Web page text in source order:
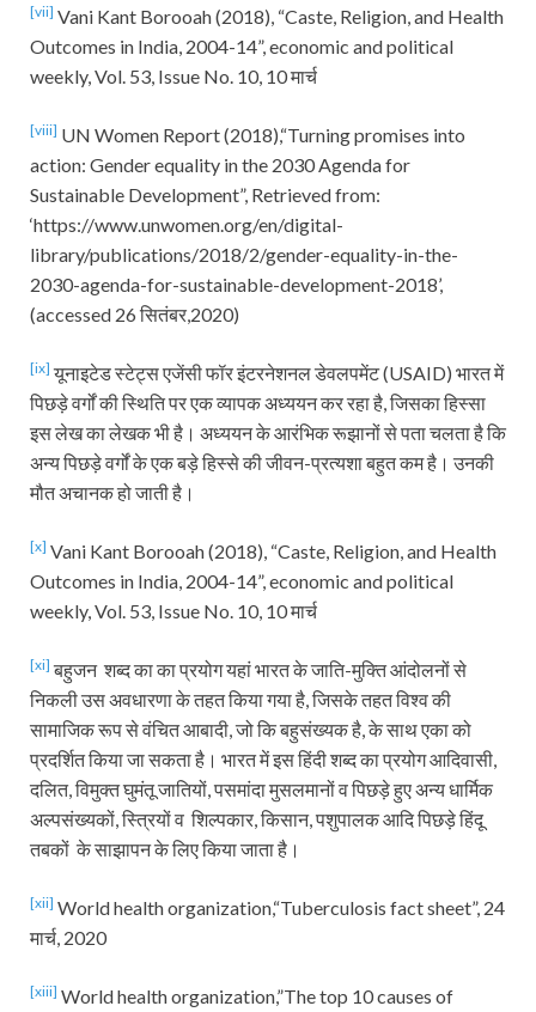
[vii] Vani Kant Borooah (2018), “Caste, Religion, and Health
Outcomes in India, 2004-14”, economic and political
weekly, Vol. 53, Issue No. 10, 10 मार्च
[viii] UN Women Report (2018),“Turning promises into
action: Gender equality in the 2030 Agenda for
Sustainable Development”, Retrieved from:
‘https://www.unwomen.org/en/digital-
library/publications/2018/2/gender-equality-in-the-
2030-agenda-for-sustainable-development-2018’,
(accessed 26 सितंबर,2020)
[ix] यूनाइटेड स्टेट्स एजेंसी फॉर इंटरनेशनल डेवलपमेंट (USAID) भारत में
पिछड़े वर्गों की स्थिति पर एक व्यापक अध्ययन कर रहा है, जिसका हिस्सा
इस लेख का लेखक भी है। अध्ययन के आरंभिक रूझानों से पता चलता है कि
अन्य पिछड़े वर्गों के एक बड़े हिस्से की जीवन-प्रत्यशा बहुत कम है। उनकी
मौत अचानक हो जाती है।
[x] Vani Kant Borooah (2018), “Caste, Religion, and Health
Outcomes in India, 2004-14”, economic and political
weekly, Vol. 53, Issue No. 10, 10 मार्च
[xi] बहुजन शब्द का का प्रयोग यहां भारत के जाति-मुक्ति आंदोलनों से
निकली उस अवधारणा के तहत किया गया है, जिसके तहत विश्व की
सामाजिक रूप से वंचित आबादी, जो कि बहुसंख्यक है, के साथ एका को
प्रदर्शित किया जा सकता है। भारत में इस हिंदी शब्द का प्रयोग आदिवासी,
दलित, विमुक्त घुमंतू जातियों, पसमांदा मुसलमानों व पिछड़े हुए अन्य धार्मिक
अल्पसंख्यकों, स्त्रियों व शिल्पकार, किसान, पशुपालक आदि पिछड़े हिंदू
तबकों के साझापन के लिए किया जाता है।
[xii] World health organization,“Tuberculosis fact sheet”, 24
मार्च, 2020
[xiii] World health organization,”The top 10 causes of